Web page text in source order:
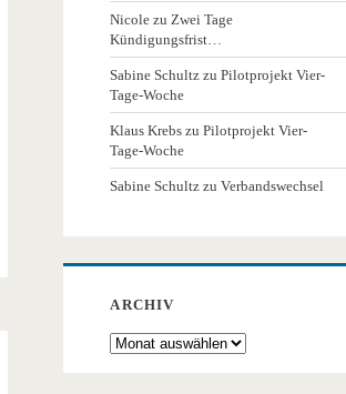
Nicole zu Zwei Tage
Kündigungsfrist…
Sabine Schultz zuPilotprojekt Vier-
Tage-Woche
Klaus Krebs zuPilotprojekt Vier-
Tage-Woche
Sabine Schultz zuVerbandswechsel
ARCHIV
Archiv